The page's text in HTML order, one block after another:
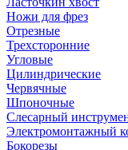
Ножи для фрез
Отрезные
Трехсторонние
Угловые
Цилиндрические
Червячные
Шпоночные
Слесарный
Электромонтажный
Бокорезы